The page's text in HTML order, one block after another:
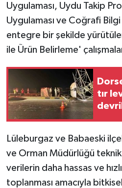
Uygulaması, Uydu Takip
Uygulaması ve Coğrafi
entegre bir şekilde
ile Ürün Belirleme'
tır
Lüleburgaz ve Babaeski
ve Orman Müdürlüğü
verilerin daha hassas ve
toplanması amacıyla